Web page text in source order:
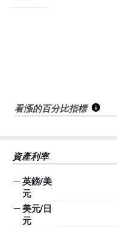
看漲的百分比指標
資產利率
— 英鎊/美
元
— 美元/日
元